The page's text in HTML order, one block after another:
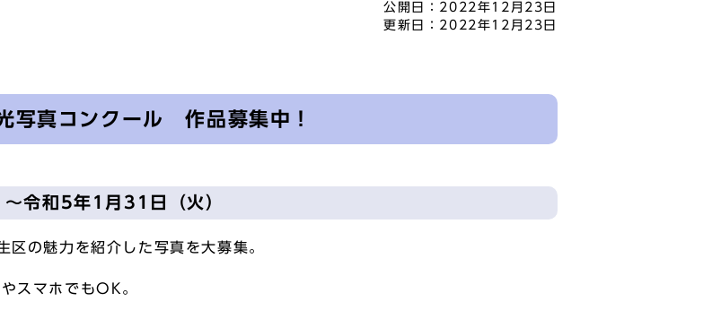
公開日： 2022年12月23日
更新日： 2022年12月23日
写真コンクール 作品募集中！
令和5年1月31日（火）
区の魅力を紹介した写真を大募集。
スマホでもOK。